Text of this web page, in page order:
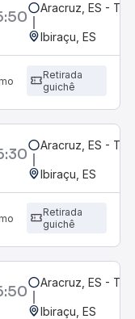
Aracruz, ES -
Ibiraçu, ES
Retirada
guichê
Aracruz, ES -
Ibiraçu, ES
Retirada
guichê
Aracruz, ES -
Ibiraçu, ES